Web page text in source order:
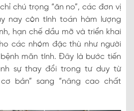
chú trọng “ăn no”, các đơn vị
nay còn tính toán hàm lượng
hạn chế dầu mỡ và triển khai
các nhóm đặc thù như người
mãn tính. Đây là bước tiến
sự thay đổi trong tư duy từ
bản” sang “nâng cao chất